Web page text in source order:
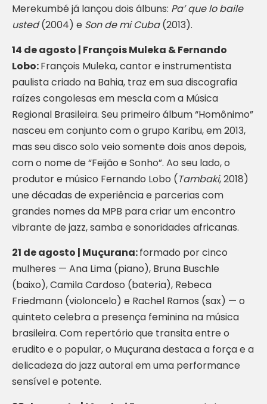
Merekumbé já lançou dois álbuns: Pa’ que lo baile
usted(2004) e Son de mi Cuba(2013).
14 de agosto | François Muleka & Fernando
Lobo:François Muleka, cantor e instrumentista
paulista criado na Bahia, traz em sua discografia
raízes congolesas em mescla com a Música
Regional Brasileira. Seu primeiro álbum “Homônimo”
nasceu em conjunto com o grupo Karibu, em 2013,
mas seu disco solo veio somente dois anos depois,
com o nome de “Feijão e Sonho”. Ao seu lado, o
produtor e músico Fernando Lobo (Tambaki, 2018)
une décadas de experiência e parcerias com
grandes nomes da MPB para criar um encontro
vibrante de jazz, samba e sonoridades africanas.
21 de agosto | Muçurana:formado por cinco
mulheres — Ana Lima (piano), Bruna Buschle
(baixo), Camila Cardoso (bateria), Rebeca
Friedmann (violoncelo) e Rachel Ramos (sax) — o
quinteto celebra a presença feminina na música
brasileira. Com repertório que transita entre o
erudito e o popular, o Muçurana destaca a força e a
delicadeza do jazz autoral em uma performance
sensível e potente.